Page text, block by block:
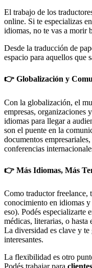
El trabajo de los
online. Si te especializas
idiomas, no te vas a morir
Desde la traducción de
espacio para aquellos que
👉 Globalización y
Con la globalización, el
empresas, organizaciones
idiomas para llegar a
son el puente en la
documentos
conferencias
👉 Más Idiomas, Más
Como traductor freelance,
conocimiento en idiomas
eso). Podés especializarte
médicas, literarias, o
La diversidad es clave y
interesantes.
La flexibilidad es otro